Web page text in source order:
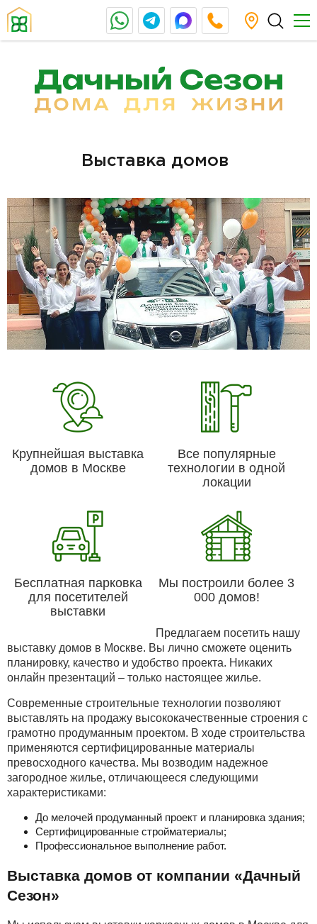
Выставка домов
Крупнейшая выставка
домов в Москве
Все популярные
технологии в одной
локации
Бесплатная парковка
для посетителей
выставки
Мы построили более 3
000 домов!
Предлагаем посетить нашу
выставку домов в Москве. Вы лично сможете оценить
планировку, качество и удобство проекта. Никаких
онлайн презентаций – только настоящее жилье.
Современные строительные технологии позволяют
выставлять на продажу высококачественные строения с
грамотно продуманным проектом. В ходе строительства
применяются сертифицированные материалы
превосходного качества. Мы возводим надежное
загородное жилье, отличающееся следующими
характеристиками:
До мелочей продуманный проект и планировка здания;
Сертифицированные стройматериалы;
Профессиональное выполнение работ.
Выставка домов от компании «Дачный
Сезон»